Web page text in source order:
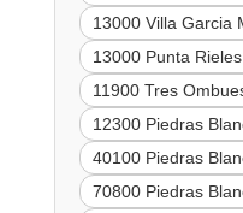
13000 Villa Garcia
13000 Punta
11900 Tres
12300 Piedras
40100 Piedras
70800 Piedras